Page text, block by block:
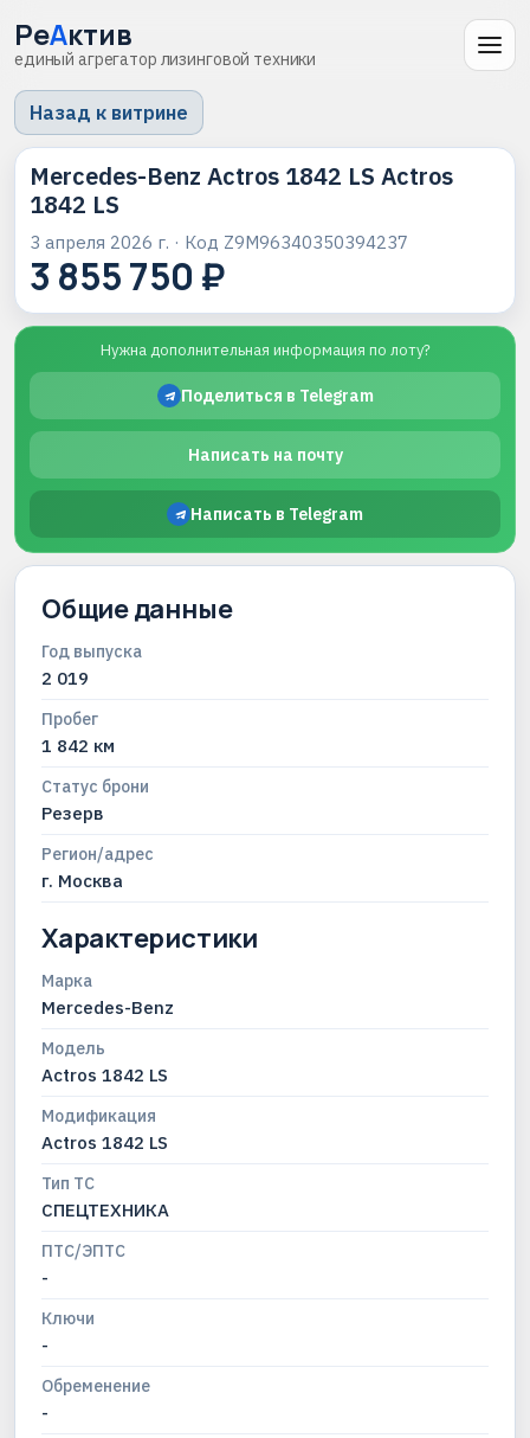
РеАктив
единый агрегатор лизинговой техники
Назад к витрине
Mercedes-Benz Actros 1842 LS Actros
1842 LS
3 апреля 2026 г. · Код Z9M96340350394237
3 855 750 ₽
Нужна дополнительная информация по лоту?
Поделиться в Telegram
Написать на почту
Написать в Telegram
Общие данные
Год выпуска
2 019
Пробег
1 842 км
Статус брони
Резерв
Регион/адрес
г. Москва
Характеристики
Марка
Mercedes-Benz
Модель
Actros 1842 LS
Модификация
Actros 1842 LS
Тип ТС
СПЕЦТЕХНИКА
ПТС/ЭПТС
-
Ключи
-
Обременение
-